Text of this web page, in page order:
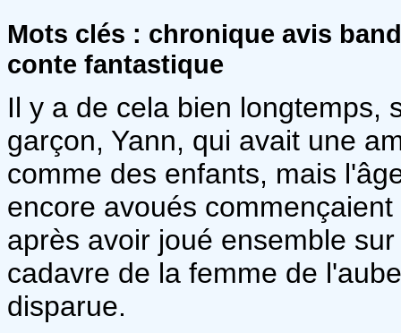
Mots clés : chronique avis
conte fantastique
Il y a de cela bien longtemps,
garçon, Yann, qui avait une
comme des enfants, mais
encore avoués
après avoir joué ensemble
cadavre de la femme de
disparue.